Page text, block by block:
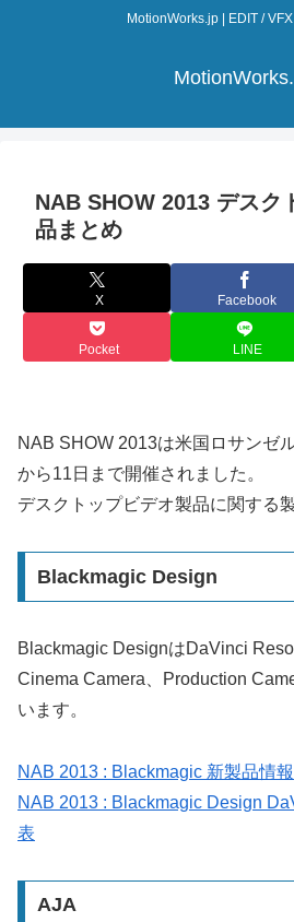
MotionWorks.jp | EDIT /
NAB SHOW 2013 デスク
品まとめ
X Facebook
Pocket LINE
NAB SHOW 2013は米国ロサンゼ
から11日まで開催されました。
デスクトップビデオ製品に関する
Blackmagic Design
Blackmagic DesignはDaVinci
Cinema Camera、Production
います。
NAB 2013 : Blackmagic 新製品情報
NAB 2013 : Blackmagic Design
表
AJA